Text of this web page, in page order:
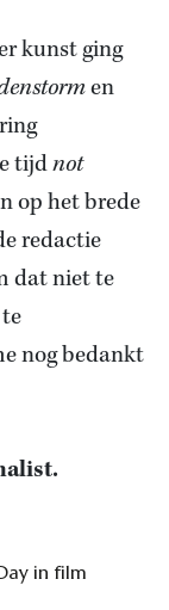
kunst ging
en
tijdnot
op het brede
redactie
dat niet te
nog bedankt
in film